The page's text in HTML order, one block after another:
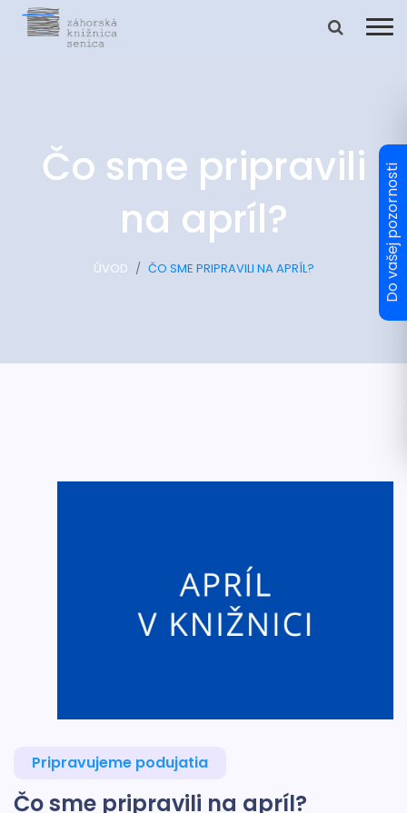
Čo sme pripravili
na apríl?
ÚVOD ČO SME PRIPRAVILI NA APRÍL?
Pripravujeme podujatia
Čo sme pripravili na apríl?